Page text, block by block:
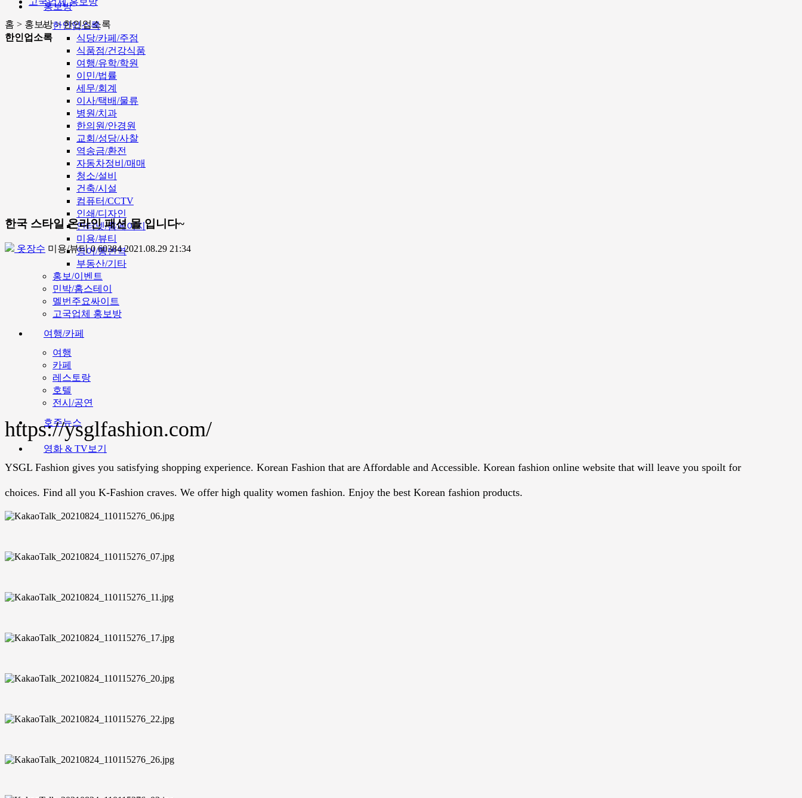
홍보방
한인업소록
식당/카페/주점
식품점/건강식품
여행/유학/학원
이민/법률
세무/회계
이사/택배/물류
병원/치과
한의원/안경원
교회/성당/사찰
역송금/환전
자동차정비/매매
청소/설비
건축/시설
컴퓨터/CCTV
인쇄/디자인
인터넷/홈페이지
미용/뷰티
영어/통번역
부동산/기타
홍보/이벤트
민박/홈스테이
멜번주요싸이트
고국업체 홍보방
여행/카페
여행
카페
레스토랑
호텔
전시/공연
호주뉴스
영화 & TV보기
홈 > 홍보방 > 한인업소록
한인업소록
한국 스타일 온라인 패션 몰 입니다~
옷장수 미용/뷰티0603842021.08.29 21:34
https://ysglfashion.com/
YSGL Fashion gives you satisfying shopping experience. Korean Fashion that are Affordable and Accessible. Korean fashion online website that will leave you spoilt for
choices. Find all you K-Fashion craves. We offer high quality women fashion. Enjoy the best Korean fashion products.